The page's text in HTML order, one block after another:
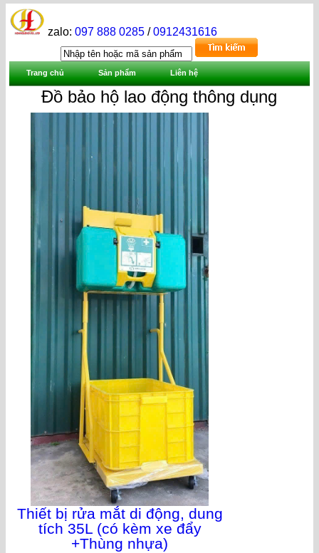
zalo:097 888 0285 /0912431616
Trang chủ Sản phẩm Liên hệ
Đồ bảo hộ lao động thông dụng
Thiết bị rửa mắt di động, dung
tích 35L (có kèm xe đẩy
+Thùng nhựa)